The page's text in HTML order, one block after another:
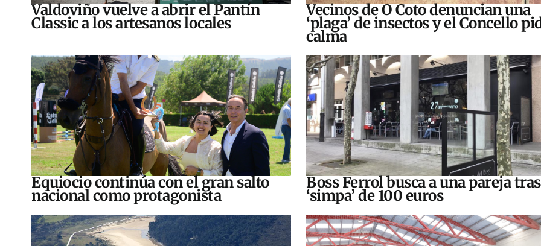
Valdoviño vuelve a abrir el Pantín
Classic a los artesanos locales
Vecinos de O Coto denuncian una
‘plaga’ de insectos y el Concello
calma
Equiocio continúa con el gran salto
nacional como protagonista
Boss Ferrol busca a una pareja
‘simpa’ de 100 euros